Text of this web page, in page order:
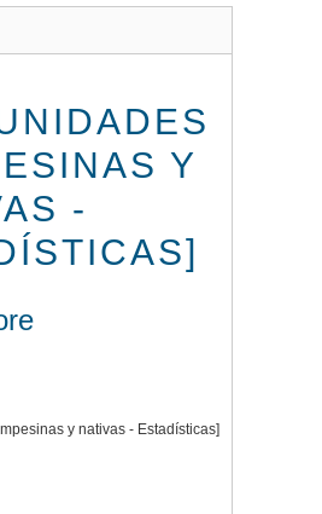
Y
-
y nativas - Estadísticas]